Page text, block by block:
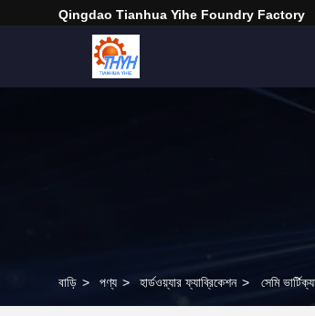
Qingdao Tianhua Yihe Foundry Factory
বাড়ি > পণ্য > হার্ডওয়্যার ফ্যাব্রিকেশন > সেমি